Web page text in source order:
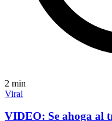
2 min
Viral
VIDEO: Se ahoga al